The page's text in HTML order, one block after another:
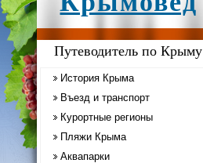
Путеводитель по Крыму
История Крыма
Въезд и транспорт
Курортные регионы
Пляжи Крыма
Аквапарки